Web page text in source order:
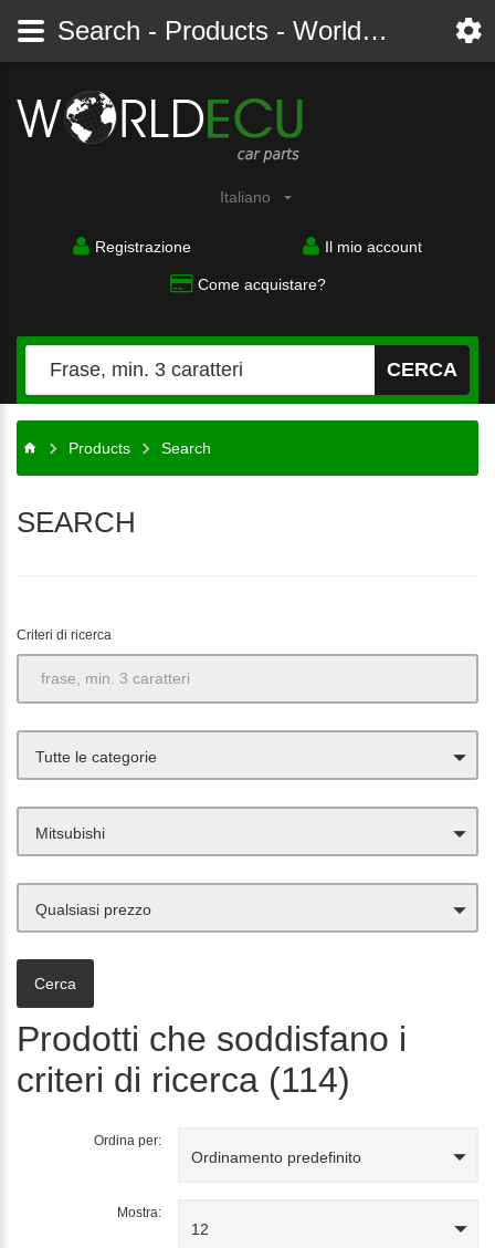
Italiano
Registrazione Il mio account
Come acquistare?
CERCA
Products Search
SEARCH
Criteri di ricerca
Tutte le categorie
Mitsubishi
Qualsiasi prezzo
Prodotti che soddisfano i
criteri di ricerca (114)
Ordina per:
Ordinamento predefinito
Mostra:
12
Search - Products - Worldecu shop parts audi, bmw, citroen, fiat, ford, mercedes, opel, peugeot, renault, seat, skoda, toyota, volkswagen